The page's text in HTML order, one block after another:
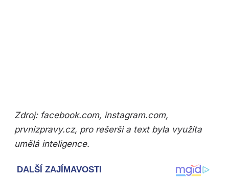
Zdroj: facebook.com, instagram.com,
prvnizpravy.cz, pro rešerši a text byla využita
umělá inteligence.